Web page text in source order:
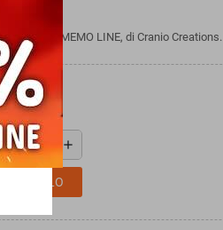
5+
POCKET MEMO LINE, di Cranio Creations.
add
CARRELLO